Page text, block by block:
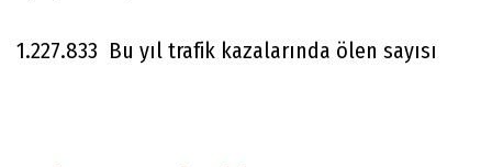
1.227.833 Bu yıl trafik kazalarında ölen sayısı